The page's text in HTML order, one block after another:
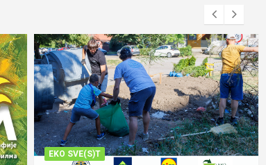
EKO SVE(S)T